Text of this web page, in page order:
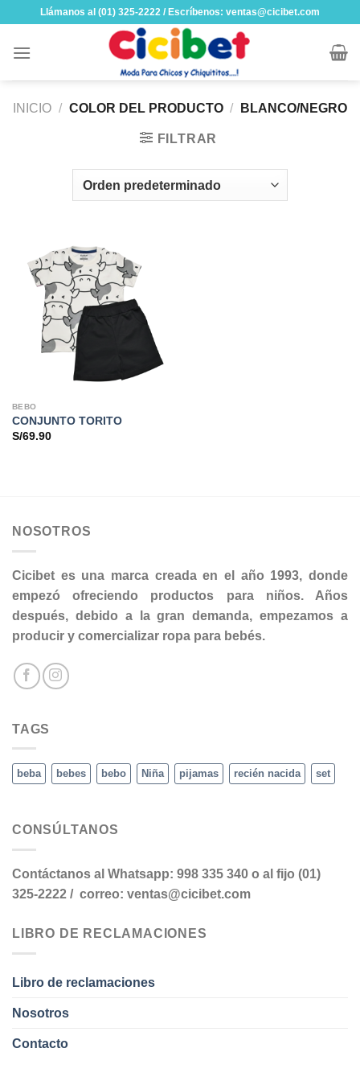
content
Llámanos al (01) 325-2222 / Escríbenos: ventas@cicibet.com
INICIO / COLOR DEL PRODUCTO / BLANCO/NEGRO
FILTRAR
BEBO
CONJUNTO TORITO
S/69.90
NOSOTROS
Cicibet es una marca creada en el año 1993, donde
empezó ofreciendo productos para niños. Años
después, debido a la gran demanda, empezamos a
producir y comercializar ropa para bebés.
TAGS
beba bebes bebo Niña pijamas recién nacida set
CONSÚLTANOS
Contáctanos al Whatsapp: 998 335 340 o al fijo (01)
325-2222 / correo: ventas@cicibet.com
LIBRO DE RECLAMACIONES
Libro de reclamaciones
Nosotros
Contacto